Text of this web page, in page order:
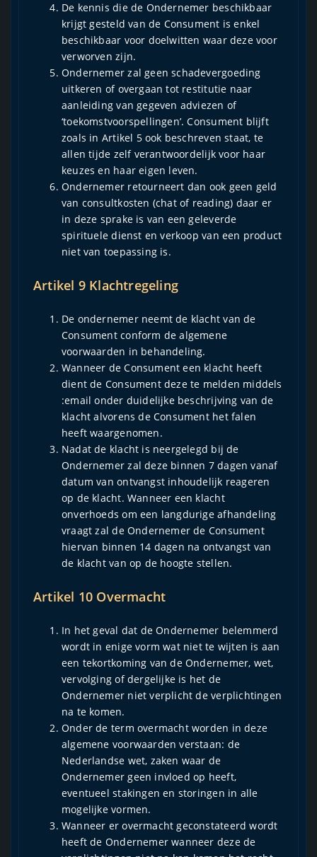
De kennis die de Ondernemer beschikbaar
krijgt gesteld van de Consument is enkel
beschikbaar voor doelwitten waar deze voor
verworven zijn.
Ondernemer zal geen schadevergoeding
uitkeren of overgaan tot restitutie naar
aanleiding van gegeven adviezen of
‘toekomstvoorspellingen’. Consument blijft
zoals in Artikel 5 ook beschreven staat, te
allen tijde zelf verantwoordelijk voor haar
keuzes en haar eigen leven.
Ondernemer retourneert dan ook geen geld
van consultkosten (chat of reading) daar er
in deze sprake is van een geleverde
spirituele dienst en verkoop van een product
niet van toepassing is.
Artikel 9 Klachtregeling
De ondernemer neemt de klacht van de
Consument conform de algemene
voorwaarden in behandeling.
Wanneer de Consument een klacht heeft
dient de Consument deze te melden middels
:email onder duidelijke beschrijving van de
klacht alvorens de Consument het falen
heeft waargenomen.
Nadat de klacht is neergelegd bij de
Ondernemer zal deze binnen 7 dagen vanaf
datum van ontvangst inhoudelijk reageren
op de klacht. Wanneer een klacht
onverhoeds om een langdurige afhandeling
vraagt zal de Ondernemer de Consument
hiervan binnen 14 dagen na ontvangst van
de klacht van op de hoogte stellen.
Artikel 10 Overmacht
In het geval dat de Ondernemer belemmerd
wordt in enige vorm wat niet te wijten is aan
een tekortkoming van de Ondernemer, wet,
vervolging of dergelijke is het de
Ondernemer niet verplicht de verplichtingen
na te komen.
Onder de term overmacht worden in deze
algemene voorwaarden verstaan: de
Nederlandse wet, zaken waar de
Ondernemer geen invloed op heeft,
eventueel stakingen en storingen in alle
mogelijke vormen.
Wanneer er overmacht geconstateerd wordt
heeft de Ondernemer wanneer deze de